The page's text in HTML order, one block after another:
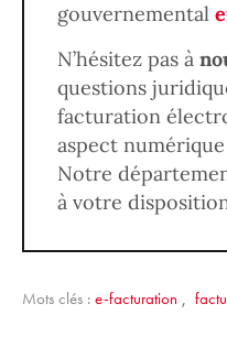
gouvernemental
N’hésitez pas à
questions
facturation
aspect
Notre
à votre
Mots clés : e-facturation ,